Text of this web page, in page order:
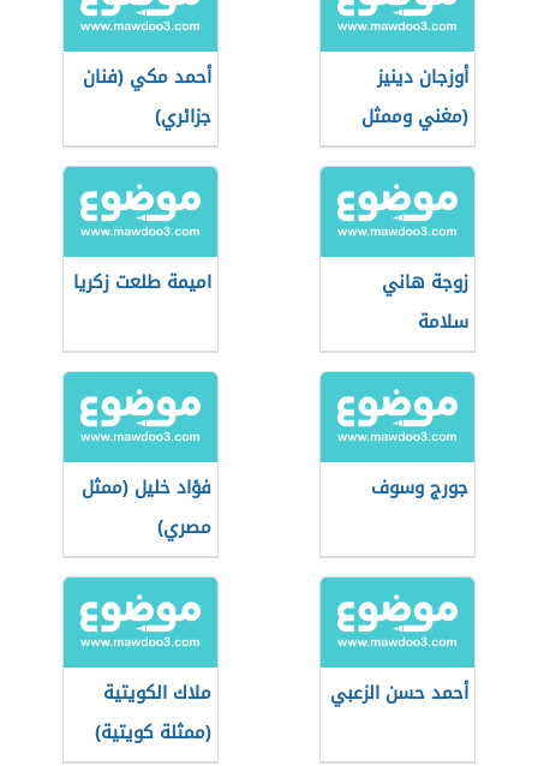
أوزجان دينيز
(مغني وممثل
تركي)
أحمد مكي (فنان
جزائري)
زوجة هاني
سلامة
اميمة طلعت زكريا
جورج وسوف
فؤاد خليل (ممثل
مصري)
أحمد حسن الزعبي
ملاك الكويتية
(ممثلة كويتية)